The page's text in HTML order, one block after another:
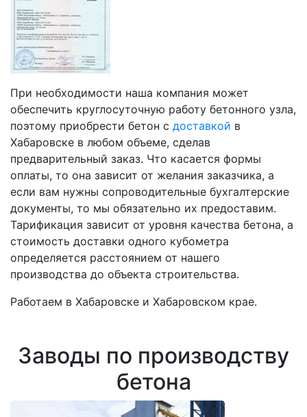
При необходимости наша компания может
обеспечить круглосуточную работу бетонного узла,
поэтому приобрести бетон с доставкой в
Хабаровске в любом объеме, сделав
предварительный заказ. Что касается формы
оплаты, то она зависит от желания заказчика, а
если вам нужны сопроводительные бухгалтерские
документы, то мы обязательно их предоставим.
Тарификация зависит от уровня качества бетона, а
стоимость доставки одного кубометра
определяется расстоянием от нашего
производства до объекта строительства.
Работаем в Хабаровске и Хабаровском крае.
Заводы по производству
бетона